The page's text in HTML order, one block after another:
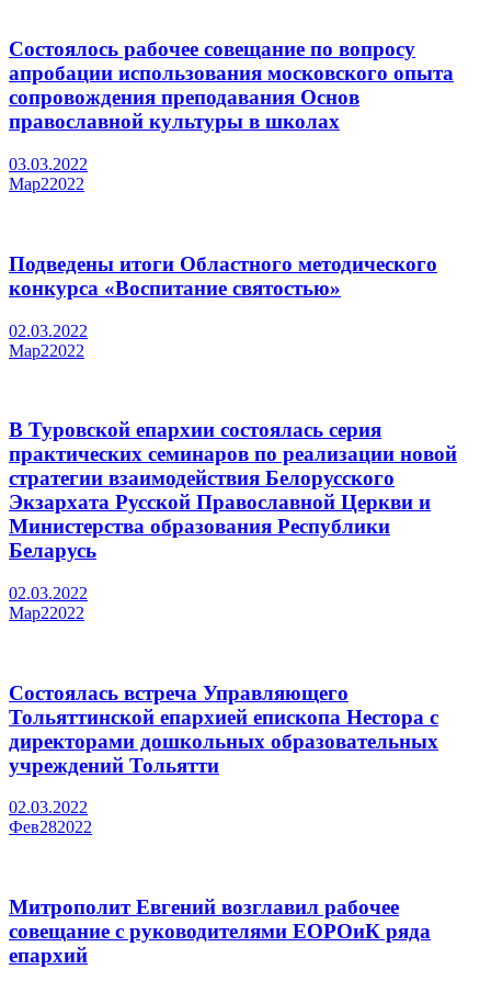
Состоялось рабочее совещание по вопросу
апробации использования московского опыта
сопровождения преподавания Основ
православной культуры в школах
03.03.2022
Мар22022
Подведены итоги Областного методического
конкурса «Воспитание святостью»
02.03.2022
Мар22022
В Туровской епархии состоялась серия
практических семинаров по реализации новой
стратегии взаимодействия Белорусского
Экзархата Русской Православной Церкви и
Министерства образования Республики
Беларусь
02.03.2022
Мар22022
Состоялась встреча Управляющего
Тольяттинской епархией епископа Нестора с
директорами дошкольных образовательных
учреждений Тольятти
02.03.2022
Фев282022
Митрополит Евгений возглавил рабочее
совещание с руководителями ЕОРОиК ряда
епархий